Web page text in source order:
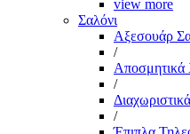
view more
Σαλόνι
Αξεσουάρ
/
/
/